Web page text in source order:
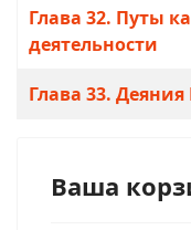
Глава 32. Путы
деятельности
Глава 33.
Ваша